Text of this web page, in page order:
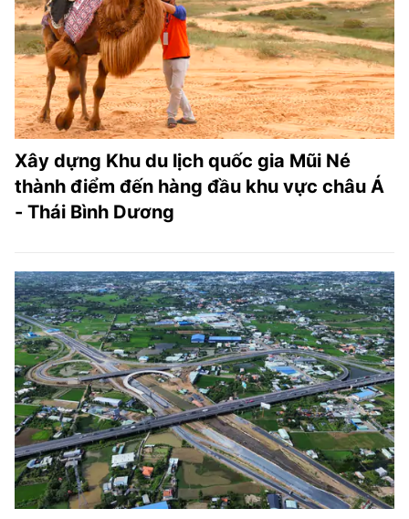
TRA CỨU PHƯỜNG XÃ
CỐNG HIẾN
BÙI XUÂN PHÁI
TIỆN ÍCH
LIÊN HỆ QUẢNG CÁO
Hotline: 0981.119.189
MẠNG XÃ HỘI
Xây dựng Khu du lịch quốc gia Mũi Né
thành điểm đến hàng đầu khu vực châu Á
- Thái Bình Dương